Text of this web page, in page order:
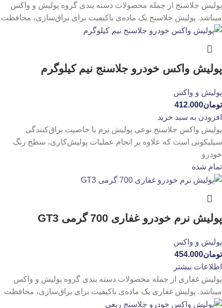
پولیش جلاسنج از جمله محصولات دسته بندی گروه پولیش و واکس
میباشد. پولیش جلاسنج یک ماده‌ی باکیفیت برای براق‌سازی، محافظت
پولیش واکس خودرو جلاسنج نیم کیلوگرم
پولیش و واکس
تومان412.000
افزودن به سبد خرید
پولیش واکس جلاسنج نوعی پولیش نرم با خاصیت براق‌کنندگی
سیلیکونی است که علاوه بر انجام عملیات پولیش‌کاری، سطح رنگ
خودرو
تمام شده
پولیش نرم خودرو غفاری 700 گرمی GT3
پولیش و واکس
تومان454.000
اطلاعات بیشتر
پولیش غفاری از جمله محصولات دسته بندی گروه پولیش و واکس
میباشد. پولیش غفاری یک ماده‌ی باکیفیت برای براق‌سازی، محافظت